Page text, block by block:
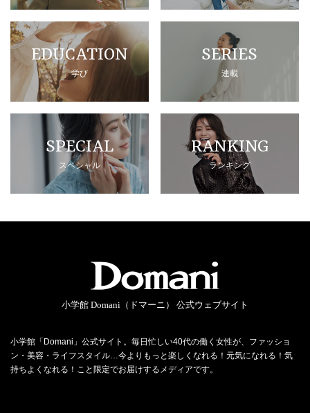
EDUCATION
学び
SERIES
連載
SPECIAL
スペシャル
RANKING
ランキング
小学館 Domani（ドマーニ） 公式ウェブサイト
小学館「Domani」公式サイト。毎日忙しい40代の働く女性が、ファッショ
ン・美容・ライフスタイル…今よりもっと楽しくなれる！元気になれる！気
持ちよくなれる！こと限定でお届けするメディアです。